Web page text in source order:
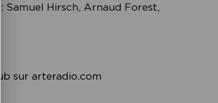
Samuel Hirsch, Arnaud Forest,
sur arteradio.com